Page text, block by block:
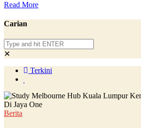
Read More
Carian
✕
Terkini
Berita